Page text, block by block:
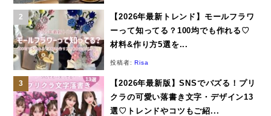
【2026年最新トレンド】モールフラワ
ーって知ってる？100均でも作れる♡
材料&作り方5選を...
投稿者:Risa
【2026年最新版】SNSでバズる！プリ
クラの可愛い落書き文字・デザイン13
選♡トレンドやコツもご紹...